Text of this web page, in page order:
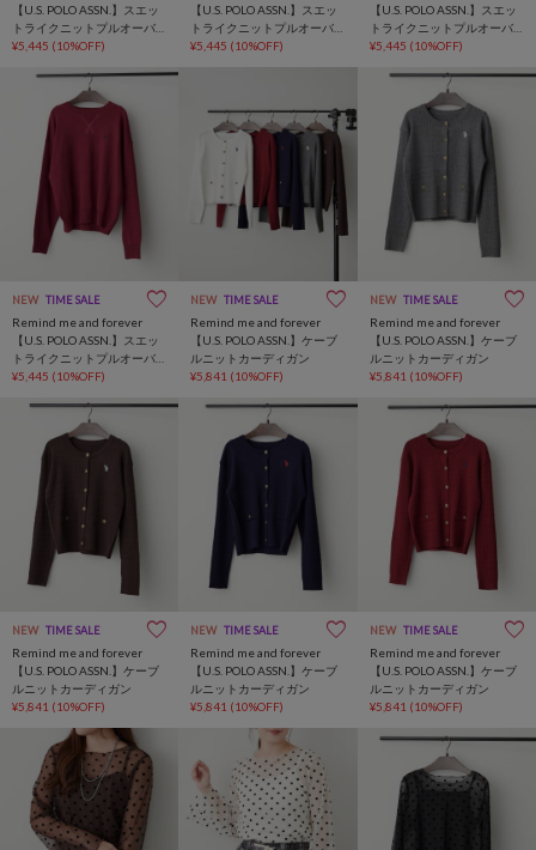
【U.S. POLO ASSN.】スエッ
トライクニットプルオーバ
ー
¥5,445 (10%OFF)
【U.S. POLO ASSN.】スエッ
トライクニットプルオーバ
ー
¥5,445 (10%OFF)
【U.S. POLO ASSN.】スエッ
トライクニットプルオーバ
ー
¥5,445 (10%OFF)
NEW TIME SALE
Remind me and forever
【U.S. POLO ASSN.】スエッ
トライクニットプルオーバ
ー
¥5,445 (10%OFF)
NEW TIME SALE
Remind me and forever
【U.S. POLO ASSN.】ケーブ
ルニットカーディガン
¥5,841 (10%OFF)
NEW TIME SALE
Remind me and forever
【U.S. POLO ASSN.】ケーブ
ルニットカーディガン
¥5,841 (10%OFF)
NEW TIME SALE
Remind me and forever
【U.S. POLO ASSN.】ケーブ
ルニットカーディガン
¥5,841 (10%OFF)
NEW TIME SALE
Remind me and forever
【U.S. POLO ASSN.】ケーブ
ルニットカーディガン
¥5,841 (10%OFF)
NEW TIME SALE
Remind me and forever
【U.S. POLO ASSN.】ケーブ
ルニットカーディガン
¥5,841 (10%OFF)